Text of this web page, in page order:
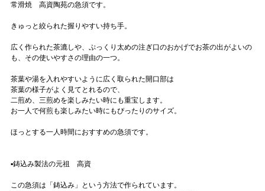
常滑焼 高資陶苑の急須です。
きゅっと絞られた握りやすい持ち手。
広く作られた茶漉しや、ぷっくり太めの注ぎ口のおかげでお茶の出がよいの
も、その使いやすさの理由の一つ。
茶葉や湯を入れやすいように広く取られた開口部は
茶葉の様子がよく見てとれるので、
二煎め、三煎めを楽しみたい時にも重宝します。
お一人で何煎も楽しみたい時にもぴったりのサイズ。
ほっとする一人時間におすすめの急須です。
▪️鋳込み製法の元祖 高資
この急須は「鋳込み」という方法で作られています。